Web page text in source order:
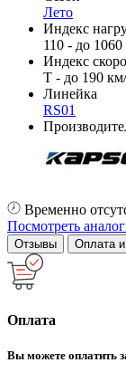
Лето
Индекс
110 - до 1060
Индекс
T - до 190
Линейка
RS01
Временно
Посмотреть
Отзывы Оплата
Оплата
Вы можете оплатить